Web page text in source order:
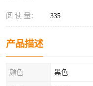
阅 读 量： 335
产品描述
颜色 黑色